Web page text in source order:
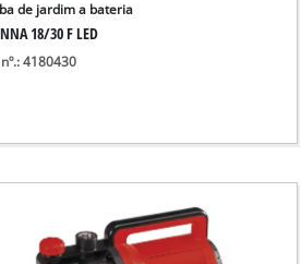
de jardim a bateria
18/30 F LED
4180430